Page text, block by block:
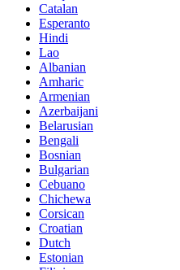
Catalan
Esperanto
Hindi
Lao
Albanian
Amharic
Armenian
Azerbaijani
Belarusian
Bengali
Bosnian
Bulgarian
Cebuano
Chichewa
Corsican
Croatian
Dutch
Estonian